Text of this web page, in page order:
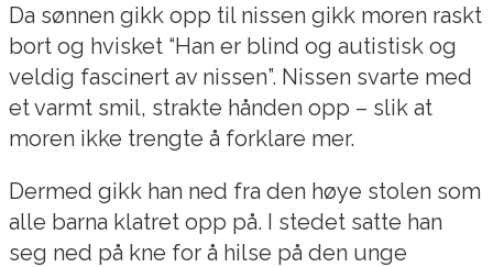
Da sønnen gikk opp til nissen gikk moren raskt
bort og hvisket “Han er blind og autistisk og
veldig fascinert av nissen”. Nissen svarte med
et varmt smil, strakte hånden opp – slik at
moren ikke trengte å forklare mer.
Dermed gikk han ned fra den høye stolen som
alle barna klatret opp på. I stedet satte han
seg ned på kne for å hilse på den unge